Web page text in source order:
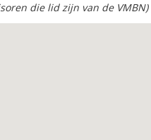
die lid zijn van de VMBN)